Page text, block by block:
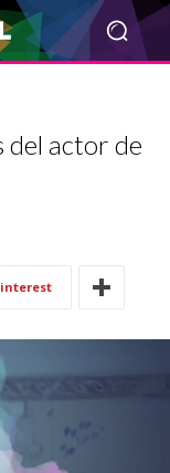
del actor de